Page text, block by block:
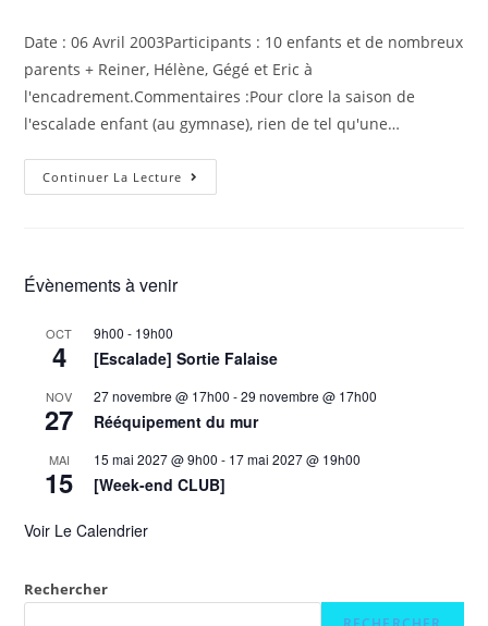
Date : 06 Avril 2003Participants : 10 enfants et de nombreux
parents + Reiner, Hélène, Gégé et Eric à
l'encadrement.Commentaires :Pour clore la saison de
l'escalade enfant (au gymnase), rien de tel qu'une…
Continuer La Lecture
Évènements à venir
OCT
4
9h00 - 19h00
[Escalade] Sortie Falaise
NOV
27
27 novembre @ 17h00 -29 novembre @ 17h00
Rééquipement du mur
MAI
15
15 mai 2027 @ 9h00 - 17 mai 2027 @ 19h00
[Week-end CLUB]
Voir Le Calendrier
Rechercher